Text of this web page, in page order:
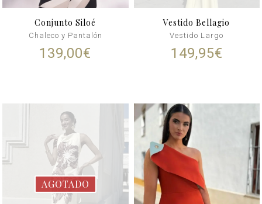
Conjunto Siloé
Chaleco y Pantalón
139,00€
Vestido Bellagio
Vestido Largo
149,95€
AGOTADO